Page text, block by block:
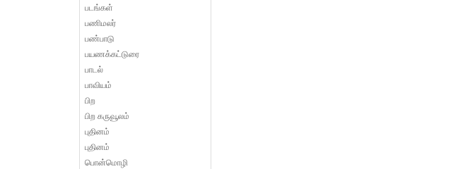
படங்கள்
பணிமலர்
பண்பாடு
பயணக்கட்டுரை
பாடல்
பாவியம்
பிற
பிற கருவூலம்
புதினம்
புதினம்
பொன்மொழி